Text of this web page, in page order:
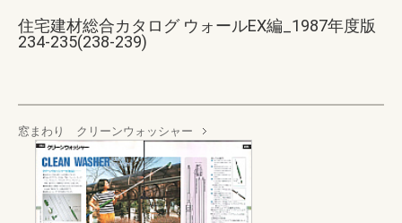
住宅建材総合カタログ ウォールEX編_1987年度版
234-235(238-239)
窓まわり クリーンウォッシャー